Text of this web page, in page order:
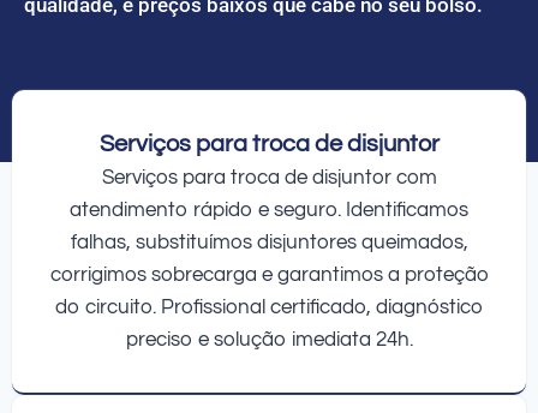
Serviços para troca de disjuntor
Serviços para troca de disjuntor com
atendimento rápido e seguro. Identificamos
falhas, substituímos disjuntores queimados,
corrigimos sobrecarga e garantimos a proteção
do circuito. Profissional certificado, diagnóstico
preciso e solução imediata 24h.